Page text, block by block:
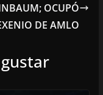
OCUPÓ
DE AMLO